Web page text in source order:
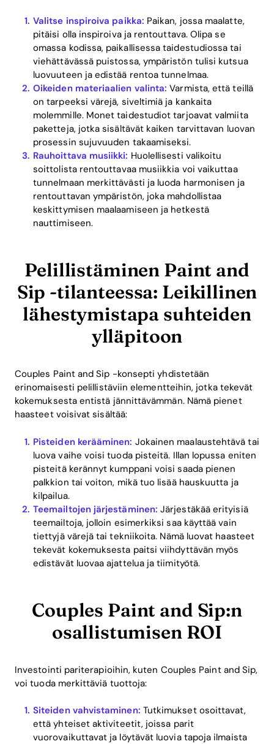
Blog
Download
Valitse inspiroiva paikka: Paikan, jossa maalatte,
pitäisi olla inspiroiva ja rentouttava. Olipa se
omassa kodissa, paikallisessa taidestudiossa tai
viehättävässä puistossa, ympäristön tulisi kutsua
luovuuteen ja edistää rentoa tunnelmaa.
Oikeiden materiaalien valinta: Varmista, että teillä
on tarpeeksi värejä, siveltimiä ja kankaita
molemmille. Monet taidestudiot tarjoavat valmiita
paketteja, jotka sisältävät kaiken tarvittavan luovan
prosessin sujuvuuden takaamiseksi.
Rauhoittava musiikki: Huolellisesti valikoitu
soittolista rentouttavaa musiikkia voi vaikuttaa
tunnelmaan merkittävästi ja luoda harmonisen ja
rentouttavan ympäristön, joka mahdollistaa
keskittymisen maalaamiseen ja hetkestä
nauttimiseen.
Pelillistäminen Paint and
Sip -tilanteessa: Leikillinen
lähestymistapa suhteiden
ylläpitoon
Couples Paint and Sip -konsepti yhdistetään
erinomaisesti pelillistäviin elementteihin, jotka tekevät
kokemuksesta entistä jännittävämmän. Nämä pienet
haasteet voisivat sisältää:
Pisteiden kerääminen: Jokainen maalaustehtävä tai
luova vaihe voisi tuoda pisteitä. Illan lopussa eniten
pisteitä kerännyt kumppani voisi saada pienen
palkkion tai voiton, mikä tuo lisää hauskuutta ja
kilpailua.
Teemailtojen järjestäminen: Järjestäkää erityisiä
teemailtoja, jolloin esimerkiksi saa käyttää vain
tiettyjä värejä tai tekniikoita. Nämä luovat haasteet
tekevät kokemuksesta paitsi viihdyttävän myös
edistävät luovaa ajattelua ja tiimityötä.
Couples Paint and Sip:n
osallistumisen ROI
Investointi pariterapioihin, kuten Couples Paint and Sip,
voi tuoda merkittäviä tuottoja:
Siteiden vahvistaminen: Tutkimukset osoittavat,
että yhteiset aktiviteetit, joissa parit
vuorovaikuttavat ja löytävät luovia tapoja ilmaista